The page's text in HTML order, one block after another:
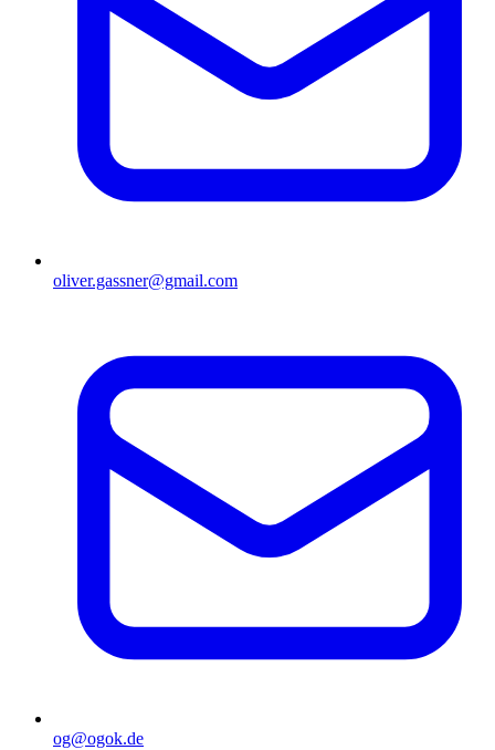
oliver.gassner@gmail.com
og@ogok.de